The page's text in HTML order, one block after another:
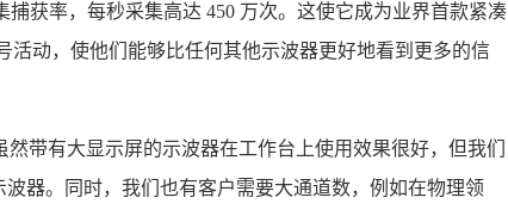
获率，每秒采集高达 450 万次。这使它成为业界首款紧凑
活动，使他们能够比任何其他示波器更好地看到更多的信
然带有大显示屏的示波器在工作台上使用效果很好，但我们
器。同时，我们也有客户需要大通道数，例如在物理领